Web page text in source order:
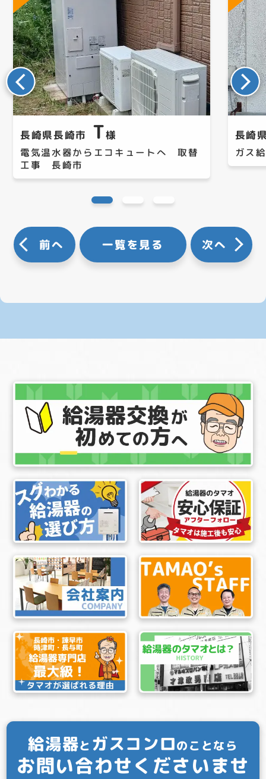
長崎県長崎市 T様
電気温水器からエコキュートへ 取替
工事 長崎市
長崎
ガス
前へ 一覧を見る 次へ
給湯器と ガスコンロのことなら
お問い合わせくださいませ